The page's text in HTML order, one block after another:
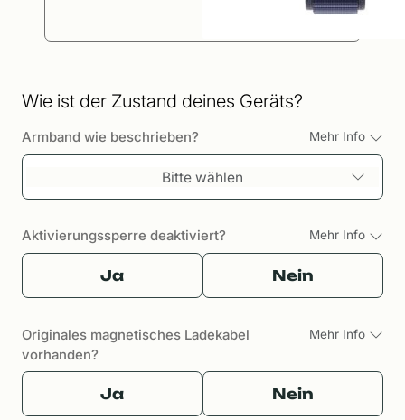
Wie ist der Zustand deines Geräts?
Armband wie beschrieben? Mehr Info
Bitte wählen
Aktivierungssperre deaktiviert? Mehr Info
Ja Nein
Originales magnetisches Ladekabel
vorhanden?
Mehr Info
Ja Nein